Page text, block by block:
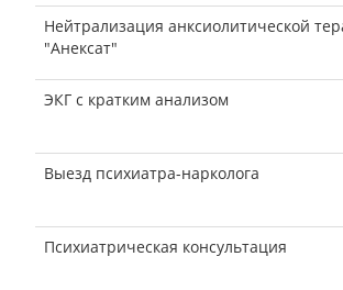
Нейтрализация анксиолитической
"Анексат"
ЭКГ с кратким анализом
Выезд психиатра-нарколога
Психиатрическая консультация